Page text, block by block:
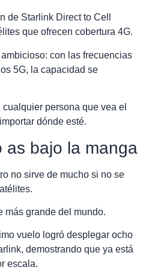
de Starlink Direct to Cell
que ofrecen cobertura 4G.
con las frecuencias
5G, la capacidad se
persona que vea el
dónde esté.
as bajo la manga
no sirve de mucho si no se
más grande del mundo.
vuelo logró desplegar ocho
demostrando que ya está
escala.